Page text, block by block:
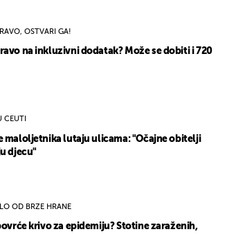
OSTVARI GA!
na inkluzivni dodatak? Može se dobiti i 720
CEUTI
maloljetnika lutaju ulicama: "Očajne obitelji
djecu"
OD BRZE HRANE
krivo za epidemiju? Stotine zaraženih,